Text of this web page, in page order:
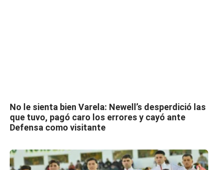
No le sienta bien Varela: Newell’s desperdició las
que tuvo, pagó caro los errores y cayó ante
Defensa como visitante